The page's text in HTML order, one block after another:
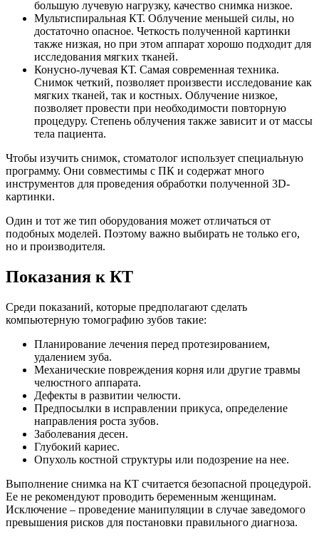
большую лучевую нагрузку, качество снимка низкое.
Мультиспиральная КТ. Облучение меньшей силы, но
достаточно опасное. Четкость полученной картинки
также низкая, но при этом аппарат хорошо подходит для
исследования мягких тканей.
Конусно-лучевая КТ. Самая современная техника.
Снимок четкий, позволяет произвести исследование как
мягких тканей, так и костных. Облучение низкое,
позволяет провести при необходимости повторную
процедуру. Степень облучения также зависит и от массы
тела пациента.
Чтобы изучить снимок, стоматолог использует специальную
программу. Они совместимы с ПК и содержат много
инструментов для проведения обработки полученной 3D-
картинки.
Один и тот же тип оборудования может отличаться от
подобных моделей. Поэтому важно выбирать не только его,
но и производителя.
Показания к КТ
Среди показаний, которые предполагают сделать
компьютерную томографию зубов такие:
Планирование лечения перед протезированием,
удалением зуба.
Механические повреждения корня или другие травмы
челюстного аппарата.
Дефекты в развитии челюсти.
Предпосылки в исправлении прикуса, определение
направления роста зубов.
Заболевания десен.
Глубокий кариес.
Опухоль костной структуры или подозрение на нее.
Выполнение снимка на КТ считается безопасной процедурой.
Ее не рекомендуют проводить беременным женщинам.
Исключение – проведение манипуляции в случае заведомого
превышения рисков для постановки правильного диагноза.